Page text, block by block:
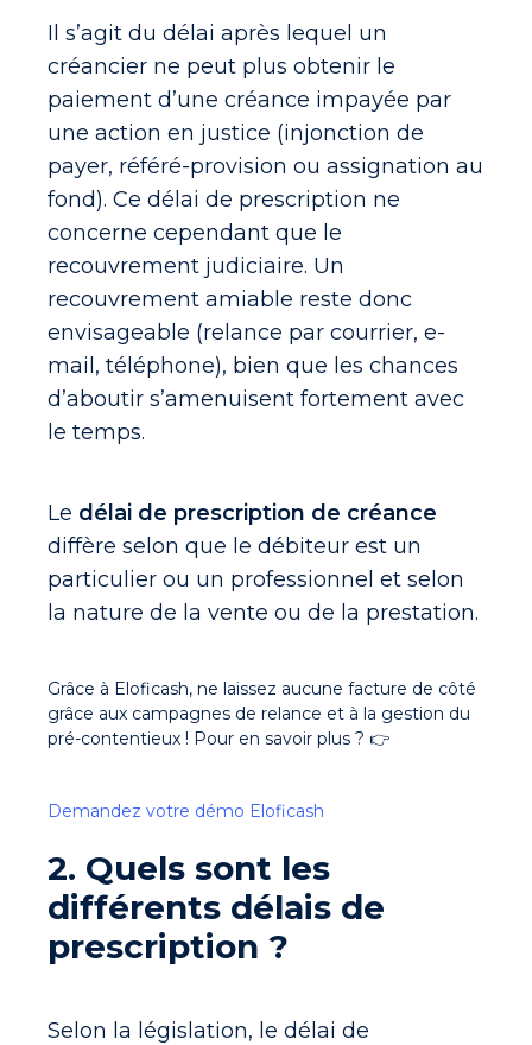
Il s’agit du délai après lequel un
créancier ne peut plus obtenir le
paiement d’une créance impayée par
une action en justice (injonction de
payer, référé-provision ou assignation au
fond). Ce délai de prescription ne
concerne cependant que le
recouvrement judiciaire. Un
recouvrement amiable reste donc
envisageable (relance par courrier, e-
mail, téléphone), bien que les chances
d’aboutir s’amenuisent fortement avec
le temps.
Le délai de prescription de créance
diffère selon que le débiteur est un
particulier ou un professionnel et selon
la nature de la vente ou de la prestation.
Grâce à Eloficash, ne laissez aucune facture de côté
grâce aux campagnes de relance et à la gestion du
pré-contentieux ! Pour en savoir plus ? 👉
Demandez votre démo Eloficash
2. Quels sont les
différents délais de
prescription ?
Selon la législation, le délai de